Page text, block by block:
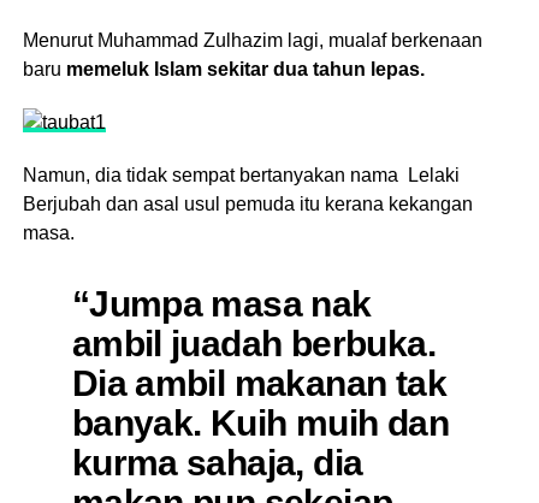
Menurut Muhammad Zulhazim lagi, mualaf berkenaan
baru memeluk Islam sekitar dua tahun lepas.
Namun, dia tidak sempat bertanyakan nama Lelaki
Berjubah dan asal usul pemuda itu kerana kekangan
masa.
“Jumpa masa nak
ambil juadah berbuka.
Dia ambil makanan tak
banyak. Kuih muih dan
kurma sahaja, dia